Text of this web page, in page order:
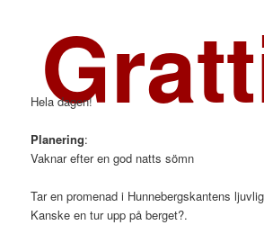
Hela dagen!
Planering:
Vaknar efter en god natts sömn
Tar en promenad i Hunnebergskantens
Kanske en tur upp på berget?.